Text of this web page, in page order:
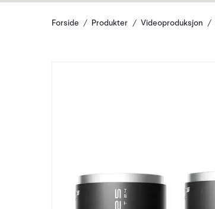
Forside Produkter Videoproduksjon